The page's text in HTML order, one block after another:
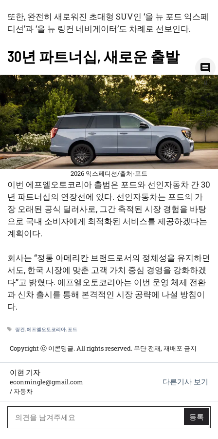
또한, 완전히 새로워진 초대형 SUV인 ‘올 뉴 포드 익스페
디션’과 ‘올 뉴 링컨 네비게이터’도 차례로 선보인다.
30년 파트너십, 새로운 출발
2026 익스페디션/출처-포드
이번 에프엘오토코리아 출범은 포드와 선인자동차 간 30
년 파트너십의 연장선에 있다. 선인자동차는 포드의 가
장 오래된 공식 딜러사로, 그간 축적된 시장 경험을 바탕
으로 국내 소비자에게 최적화된 서비스를 제공하겠다는
계획이다.
회사는 “정통 아메리칸 브랜드로서의 정체성을 유지하면
서도, 한국 시장에 맞춘 고객 가치 중심 경영을 강화하겠
다”고 밝혔다. 에프엘오토코리아는 이번 운영 체제 전환
과 신차 출시를 통해 본격적인 시장 공략에 나설 방침이
다.
0
공유
태
링컨,에프엘오토코리아, 포드
Copyright ⓒ 이콘밍글. All rights reserved. 무단 전재, 재배포 금지
이현 기자
econmingle@gmail.com
/ 자동차
다른기사 보기